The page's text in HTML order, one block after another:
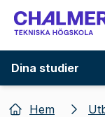
Dina studier
Hem